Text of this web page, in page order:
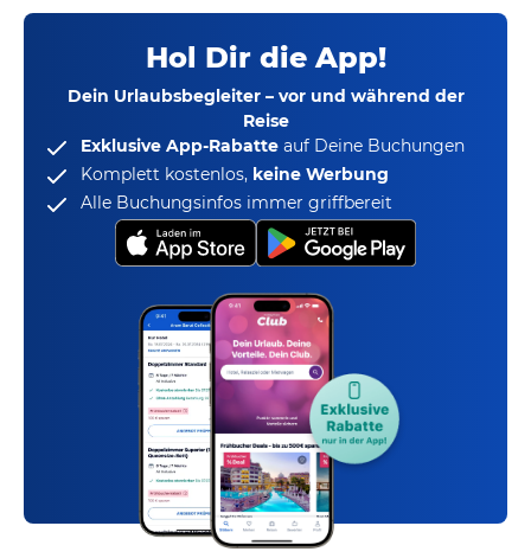
Hol Dir die App!
Dein Urlaubsbegleiter – vor und während der
Reise
Exklusive App-Rabatte auf Deine Buchungen
Komplett kostenlos, keine Werbung
Alle Buchungsinfos immer griffbereit